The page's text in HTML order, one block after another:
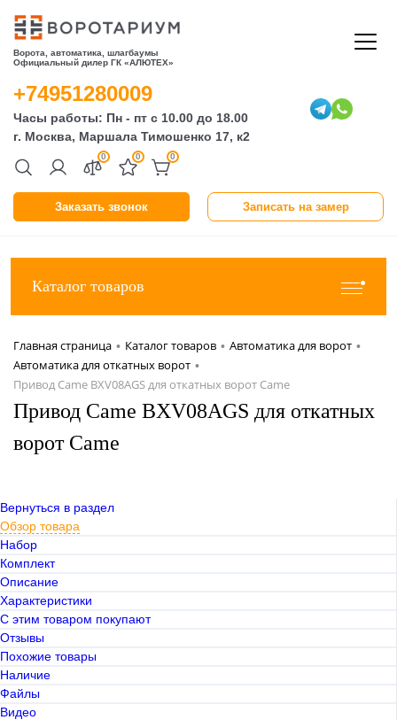
Ворота, автоматика, шлагбаумы
Официальный дилер ГК «АЛЮТЕХ»
Заказать звонок Записать на замер
0 0 0
+74951280009
Часы работы: Пн - пт с 10.00 до 18.00
г. Москва, Маршала Тимошенко 17, к2
Каталог товаров
Главная страница • Каталог товаров • Автоматика для ворот •
Автоматика для откатных ворот •
Привод Came BXV08AGS для откатных ворот Came
Привод Came BXV08AGS для откатных
ворот Came
Вернуться в раздел
Обзор товара
Набор
Комплект
Описание
Характеристики
С этим товаром покупают
Отзывы
Похожие товары
Наличие
Файлы
Видео